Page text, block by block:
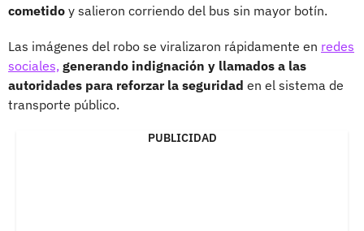
cometido y salieron corriendo del bus sin mayor botín.
Las imágenes del robo se viralizaron rápidamente en redes
sociales, generando indignación y llamados a las
autoridades para reforzar la seguridad en el sistema de
transporte público.
PUBLICIDAD